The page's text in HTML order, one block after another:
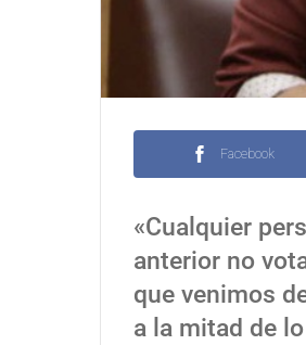
Facebook
«Cualquier
anterior no
que venimos
a la mitad de